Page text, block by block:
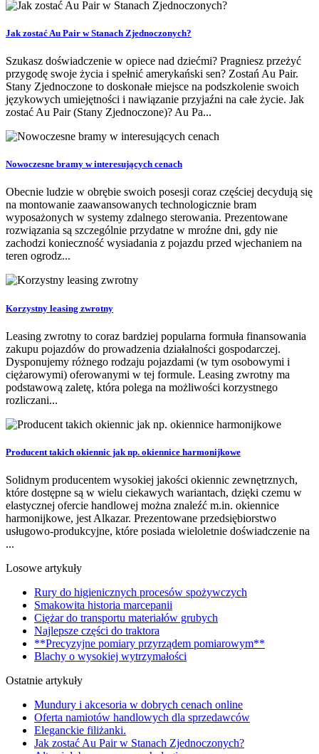
Jak zostać Au Pair w Stanach Zjednoczonych?
Szukasz doświadczenie w opiece nad dziećmi? Pragniesz przeżyć
przygodę swoje życia i spełnić amerykański sen? Zostań Au Pair.
Stany Zjednoczone to doskonałe miejsce na podszkolenie swoich
językowych umiejętności i nawiązanie przyjaźni na całe życie. Jak
zostać Au Pair (Stany Zjednoczone)? Au Pa...
Nowoczesne bramy w interesujących cenach
Obecnie ludzie w obrębie swoich posesji coraz częściej decydują się
na montowanie zaawansowanych technologicznie bram
wyposażonych w systemy zdalnego sterowania. Prezentowane
rozwiązania są szczególnie przydatne w mroźne dni, gdy nie
zachodzi konieczność wysiadania z pojazdu przed wjechaniem na
teren ogrodz...
Korzystny leasing zwrotny
Leasing zwrotny to coraz bardziej popularna formuła finansowania
zakupu pojazdów do prowadzenia działalności gospodarczej.
Dysponujemy różnego rodzaju pojazdami (w tym osobowymi i
ciężarowymi) oferowanymi w tej formule. Leasing zwrotny ma
podstawową zaletę, która polega na możliwości korzystnego
rozliczani...
Producent takich okiennic jak np. okiennice harmonijkowe
Solidnym producentem wysokiej jakości okiennic zewnętrznych,
które dostępne są w wielu ciekawych wariantach, dzięki czemu w
elastycznej ofercie handlowej można znaleźć m.in. okiennice
harmonijkowe, jest Alkazar. Prezentowane przedsiębiorstwo
usługowo-produkcyjne, które posiada wieloletnie doświadczenie na
...
Losowe artykuły
Rury do higienicznych procesów spożywczych
Smakowita historia marcepanii
Ciężar do transportu materiałów grubych
Najlepsze części do traktora
**Precyzyjne pomiary przyrządem pomiarowym**
Blachy o wysokiej wytrzymałości
Ostatnie artykuły
Mundury i akcesoria w dobrych cenach online
Oferta namiotów handlowych dla sprzedawców
Eleganckie filiżanki.
Jak zostać Au Pair w Stanach Zjednoczonych?